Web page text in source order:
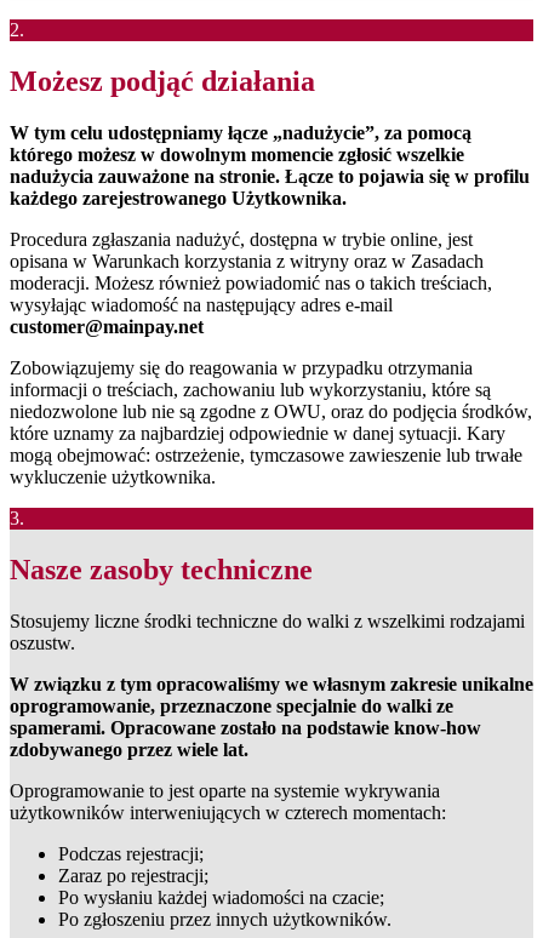
2.
Możesz podjąć działania
W tym celu udostępniamy łącze „nadużycie”, za pomocą
którego możesz w dowolnym momencie zgłosić wszelkie
nadużycia zauważone na stronie. Łącze to pojawia się w profilu
każdego zarejestrowanego Użytkownika.
Procedura zgłaszania nadużyć, dostępna w trybie online, jest
opisana w Warunkach korzystania z witryny oraz w Zasadach
moderacji. Możesz również powiadomić nas o takich treściach,
wysyłając wiadomość na następujący adres e-mail
customer@mainpay.net
Zobowiązujemy się do reagowania w przypadku otrzymania
informacji o treściach, zachowaniu lub wykorzystaniu, które są
niedozwolone lub nie są zgodne z OWU, oraz do podjęcia środków,
które uznamy za najbardziej odpowiednie w danej sytuacji. Kary
mogą obejmować: ostrzeżenie, tymczasowe zawieszenie lub trwałe
wykluczenie użytkownika.
3.
Nasze zasoby techniczne
Stosujemy liczne środki techniczne do walki z wszelkimi rodzajami
oszustw.
W związku z tym opracowaliśmy we własnym zakresie unikalne
oprogramowanie, przeznaczone specjalnie do walki ze
spamerami. Opracowane zostało na podstawie know-how
zdobywanego przez wiele lat.
Oprogramowanie to jest oparte na systemie wykrywania
użytkowników interweniujących w czterech momentach:
Podczas rejestracji;
Zaraz po rejestracji;
Po wysłaniu każdej wiadomości na czacie;
Po zgłoszeniu przez innych użytkowników.